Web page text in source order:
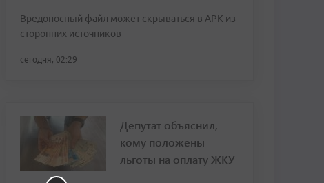
Вредоносный файл может скрываться в APK из
сторонних источников
сегодня, 02:29
Депутат объяснил,
кому положены
льготы на оплату ЖКУ